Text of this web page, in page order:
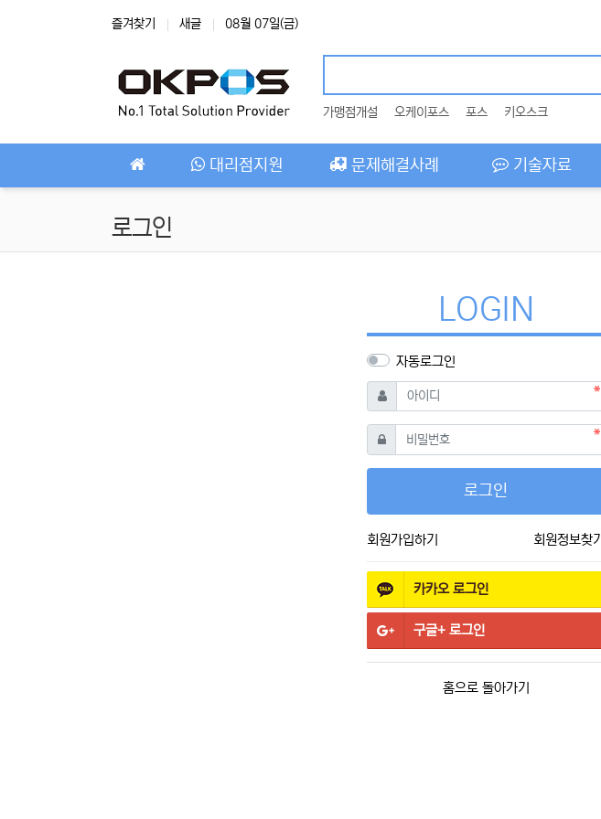
즐겨찾기 새글 08월 07일(금)
가맹점개설 오케이포스 포스 키오스크
대리점지원 문제해결사례 기술자료
로그인
LOGIN
자동로그인
아이디
필수
비밀번호필수
로그인
회원가입하기 회원정보찾기
카카오로그인
구글+ 로그인
홈으로 돌아가기